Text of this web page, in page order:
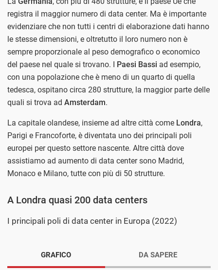
registra il maggior numero di data center. Ma è importante
evidenziare che non tutti i centri di elaborazione dati hanno
le stesse dimensioni, e oltretutto il loro numero non è
sempre proporzionale al peso demografico o economico
del paese nel quale si trovano. I Paesi Bassi ad esempio,
con una popolazione che è meno di un quarto di quella
tedesca, ospitano circa 280 strutture, la maggior parte delle
quali si trova ad Amsterdam.
La capitale olandese, insieme ad altre città come Londra,
Parigi e Francoforte, è diventata uno dei principali poli
europei per questo settore nascente. Altre città dove
assistiamo ad aumento di data center sono Madrid,
Monaco e Milano, tutte con più di 50 strutture.
A Londra quasi 200 data centers
I principali poli di data center in Europa (2022)
GRAFICO DA SAPERE